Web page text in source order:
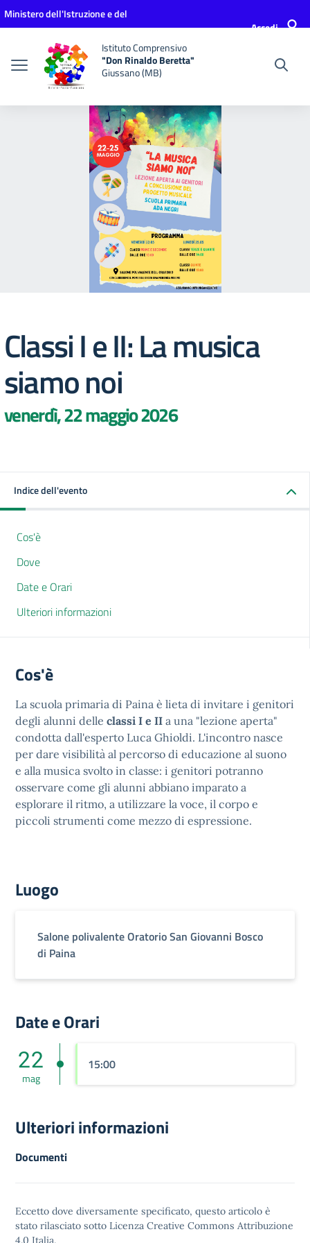
Vai ai contenuti
Vai al menu di navigazione
Vai al footer
Ministero dell'Istruzione e del
Accedi
Istituto Comprensivo
"Don Rinaldo Beretta"
Giussano (MB)
Classi I e II: La musica
siamo noi
venerdì, 22 maggio 2026
Indice dell'evento
Cos'è
Dove
Date e Orari
Ulteriori informazioni
Cos'è
La scuola primaria di Paina è lieta di invitare i genitori
degli alunni delle classi I e II a una "lezione aperta"
condotta dall'esperto Luca Ghioldi. L'incontro nasce
per dare visibilità al percorso di educazione al suono
e alla musica svolto in classe: i genitori potranno
osservare come gli alunni abbiano imparato a
esplorare il ritmo, a utilizzare la voce, il corpo e
piccoli strumenti come mezzo di espressione.
Luogo
Salone polivalente Oratorio San Giovanni Bosco
di Paina
Date e Orari
22
mag
15:00
Ulteriori informazioni
Documenti
Eccetto dove diversamente specificato, questo articolo è
stato rilasciato sotto Licenza Creative Commons Attribuzione
4.0 Italia.